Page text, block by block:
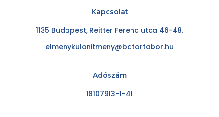
Kapcsolat
1135 Budapest, Reitter Ferenc utca 46-48.
elmenykulonitmeny@batortabor.hu
Adószám
18107913-1-41